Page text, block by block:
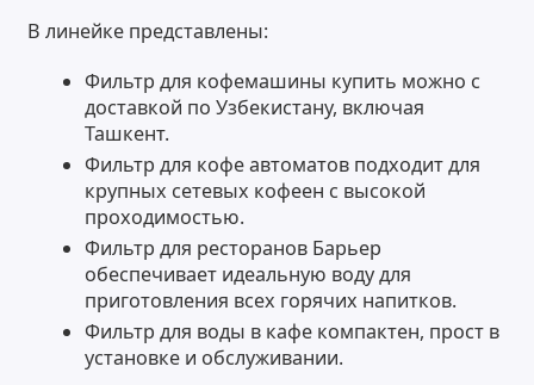
В линейке представлены:
Фильтр для кофемашины купить можно с
доставкой по Узбекистану, включая
Ташкент.
Фильтр для кофе автоматов подходит для
крупных сетевых кофеен с высокой
проходимостью.
Фильтр для ресторанов Барьер
обеспечивает идеальную воду для
приготовления всех горячих напитков.
Фильтр для воды в кафе компактен, прост в
установке и обслуживании.